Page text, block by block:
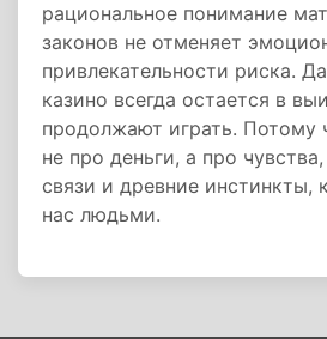
рациональное понимание
законов не отменяет
привлекательности риска.
казино всегда остается в
продолжают играть. Потому
не про деньги, а про
связи и древние инстинкты,
нас людьми.